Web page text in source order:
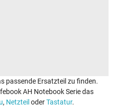
passende Ersatzteil zu finden.
AH Notebook Serie das
, Netzteil oderTastatur.